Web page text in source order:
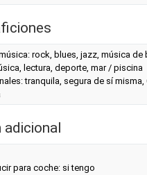
rock, blues, jazz, música de
lectura, deporte, mar / piscina
tranquila, segura de sí
adicional
para coche: si tengo